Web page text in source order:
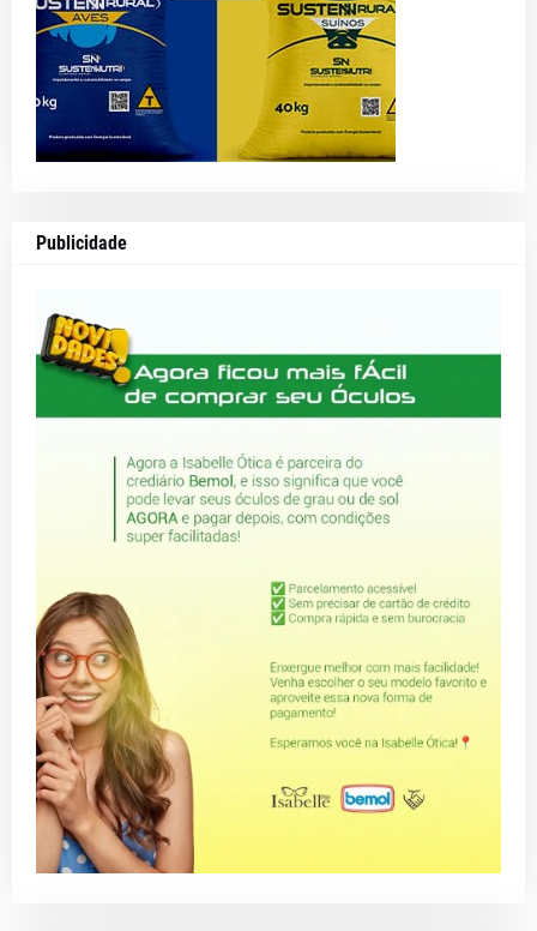
Publicidade